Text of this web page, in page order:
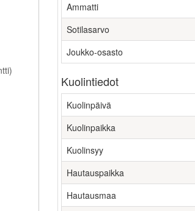
Ammatti
Sotilasarvo
Joukko-osasto
Kuolintiedot
Kuolinpäivä
Kuolinpaikka
Kuolinsyy
Hautauspaikka
Hautausmaa